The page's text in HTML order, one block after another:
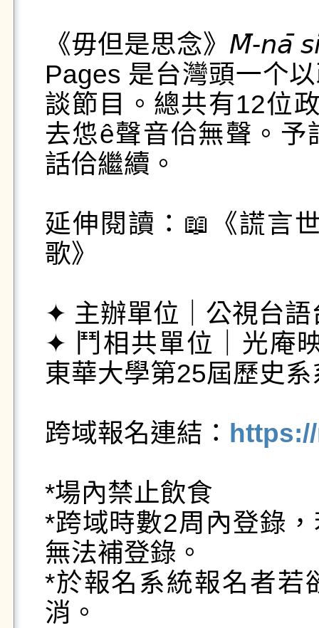
《毋但是思念》𝘔̄-𝘯𝘢̄
Pages 是台灣頭一个
談節目。總共有12位
去怹ê聲音佮無聲。
話佮繼續。
延伸閱讀：📖《謊言
歌》
✦ 主辦單位｜公視台語
✦ 鬥相共單位｜光庵
東華大學第25屆歷史
跨域報名連結：
*場內禁止飲食
*跨域時數2周內登錄
無法補登錄。
*於報名系統報名者若
消。